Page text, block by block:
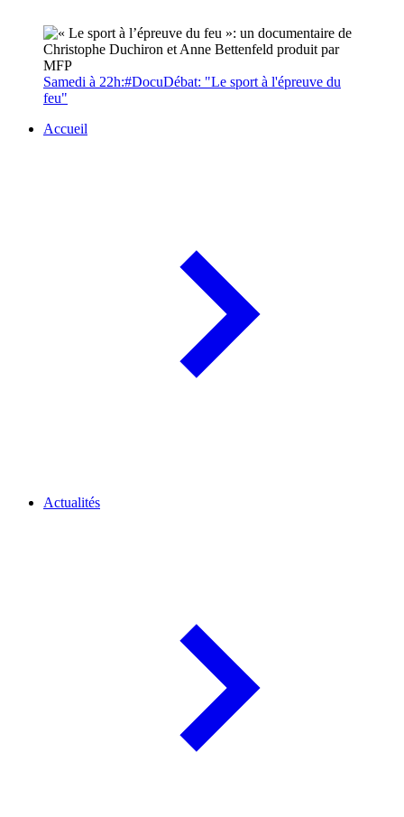
Samedi à 22h:#DocuDébat: "Le sport à l'épreuve du
feu"
Accueil
Actualités